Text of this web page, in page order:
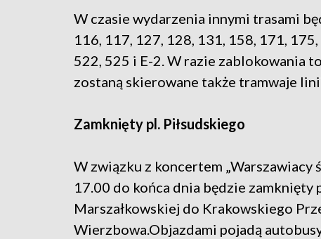
W czasie wydarzenia innymi trasami
116, 117, 127, 128, 131, 158, 171,
522, 525 i E-2. W razie zablokowania
zostaną skierowane także tramwaje
Zamknięty pl. Piłsudskiego
W związku z koncertem
17.00 do końca dnia będzie zamknięty
Marszałkowskiej do Krakowskiego
Wierzbowa.Objazdami pojadą